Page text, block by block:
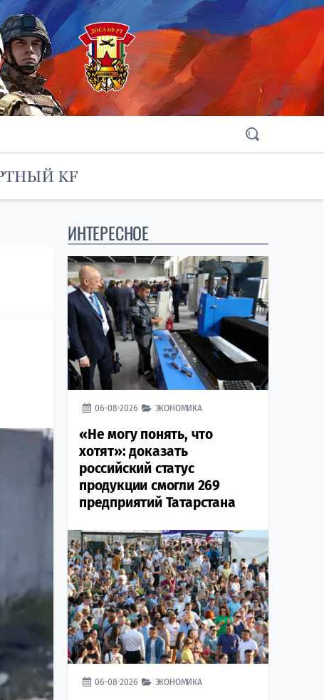
ИНТЕРЕСНОЕ
06-08-2026 ЭКОНОМИКА
«Не могу понять, что
хотят»: доказать
российский статус
продукции смогли 269
предприятий Татарстана
06-08-2026 ЭКОНОМИКА